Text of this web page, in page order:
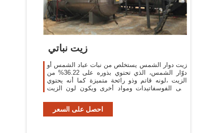
زيت نباتي
زيت دوار الشمس يستخلص من نبات عباد الشمس أو
دوّار الشمس، الذي تحتوي بذوره على 36.22% من
الزيت ،لونه قاتم وذو رائحة متميزة كما أنه يحتوي
على الفوسفاتيدات ومواد أخرى ويكون لون الزيت
احصل على السعر